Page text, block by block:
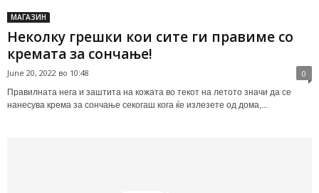
МАГАЗИН
Неколку грешки кои сите ги правиме со
кремата за сончање!
June 20, 2022 во 10:48 0
Правилната нега и заштита на кожата во текот на летото значи да се
нанесува крема за сончање секогаш кога ќе излезете од дома,...